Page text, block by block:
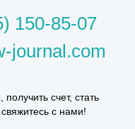
150-85-07
journal.com
счет, стать
с нами!